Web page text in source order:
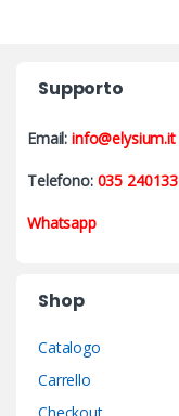
Supporto
Email:info@elysium.it
Telefono: 035 240133
Whatsapp
Shop
Catalogo
Carrello